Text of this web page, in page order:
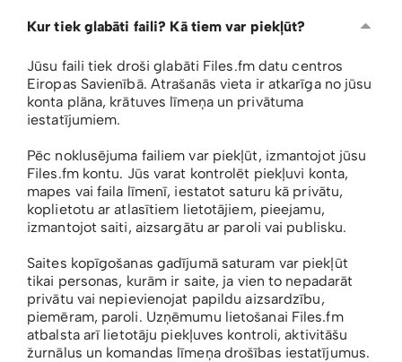
Kur tiek glabāti faili? Kā tiem var piekļūt?
Jūsu faili tiek droši glabāti Files.fm datu centros
Eiropas Savienībā. Atrašanās vieta ir atkarīga no jūsu
konta plāna, krātuves līmeņa un privātuma
iestatījumiem.
Pēc noklusējuma failiem var piekļūt, izmantojot jūsu
Files.fm kontu. Jūs varat kontrolēt piekļuvi konta,
mapes vai faila līmenī, iestatot saturu kā privātu,
koplietotu ar atlasītiem lietotājiem, pieejamu,
izmantojot saiti, aizsargātu ar paroli vai publisku.
Saites kopīgošanas gadījumā saturam var piekļūt
tikai personas, kurām ir saite, ja vien to nepadarāt
privātu vai nepievienojat papildu aizsardzību,
piemēram, paroli. Uzņēmumu lietošanai Files.fm
atbalsta arī lietotāju piekļuves kontroli, aktivitāšu
žurnālus un komandas līmeņa drošības iestatījumus.